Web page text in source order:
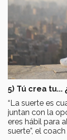
5) Tú crea tu...
“La suerte es
juntan con la
eres hábil para
suerte”, el